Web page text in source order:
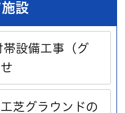
設
帯設備工事（グ
芝グラウンドの